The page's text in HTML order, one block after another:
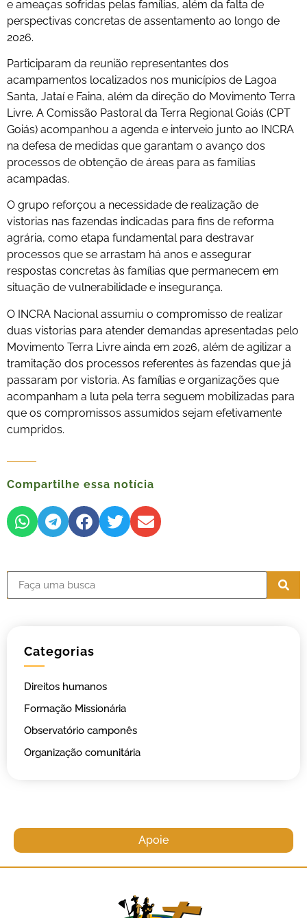
e ameaças sofridas pelas famílias, além da falta de
perspectivas concretas de assentamento ao longo de
2026.
Participaram da reunião representantes dos
acampamentos localizados nos municípios de Lagoa
Santa, Jataí e Faina, além da direção do Movimento Terra
Livre. A Comissão Pastoral da Terra Regional Goiás (CPT
Goiás) acompanhou a agenda e interveio junto ao INCRA
na defesa de medidas que garantam o avanço dos
processos de obtenção de áreas para as famílias
acampadas.
O grupo reforçou a necessidade de realização de
vistorias nas fazendas indicadas para fins de reforma
agrária, como etapa fundamental para destravar
processos que se arrastam há anos e assegurar
respostas concretas às famílias que permanecem em
situação de vulnerabilidade e insegurança.
O INCRA Nacional assumiu o compromisso de realizar
duas vistorias para atender demandas apresentadas pelo
Movimento Terra Livre ainda em 2026, além de agilizar a
tramitação dos processos referentes às fazendas que já
passaram por vistoria. As famílias e organizações que
acompanham a luta pela terra seguem mobilizadas para
que os compromissos assumidos sejam efetivamente
cumpridos.
Compartilhe essa notícia
Categorias
Direitos humanos
Formação Missionária
Observatório camponês
Organização comunitária
Apoie